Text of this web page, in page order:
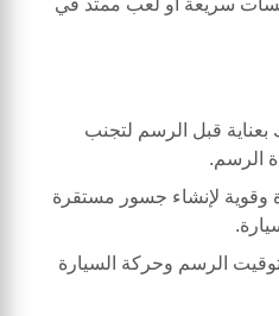
سريعة أو لعب ممتد في
قبل الرسم لتجنب
الرسم.
لإنشاء جسور مستقرة
الرسم وحركة السيارة